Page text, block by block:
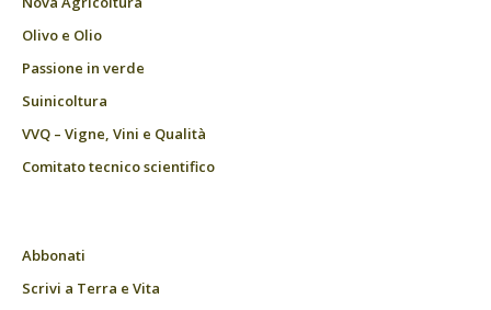
Olivo e Olio
Passione in verde
Suinicoltura
VVQ – Vigne, Vini e Qualità
Comitato tecnico scientifico
Abbonati
Scrivi a Terra e Vita